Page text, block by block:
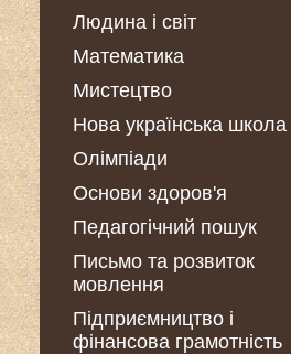
Людина і світ
Математика
Мистецтво
Нова українська школа
Олімпіади
Основи здоров'я
Педагогічний пошук
Письмо та розвиток
мовлення
Підприємництво і
фінансова грамотність